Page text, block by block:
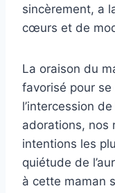
sincèrement, a
cœurs et de
La oraison du
favorisé pour
l’intercession
adorations, nos
intentions les
quiétude de
à cette maman